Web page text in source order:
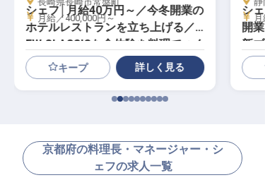
シェフ│月給40万円～／今冬開業の
ホテルレストランを立ち上げる／N
EW CLASSICな食体験を料理でつく
る
月給／400,000円～
キープ 詳しく見る
シ
開
新
京都府の料理長・マネージャー・シ
ェフの求人一覧